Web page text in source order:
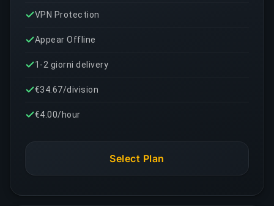
VPN Protection
Appear Offline
1-2 giorni delivery
€34.67/division
€4.00/hour
Select Plan